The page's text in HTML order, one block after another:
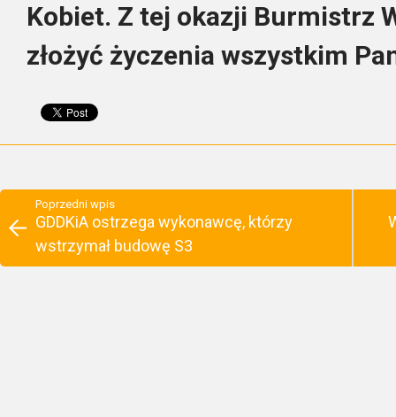
Kobiet. Z tej okazji Burmistrz
złożyć życzenia wszystkim
Poprzedni wpis
GDDKiA ostrzega wykonawcę, którzy
wstrzymał budowę S3